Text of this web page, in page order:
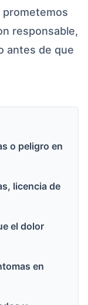
prometemos
responsable,
antes de que
o peligro en
licencia de
el dolor
en